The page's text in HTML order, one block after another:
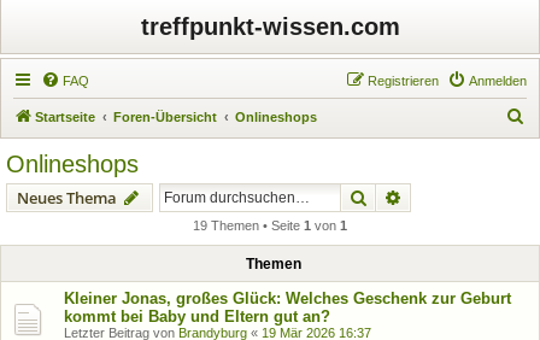
treffpunkt-wissen.com
FAQ Anmelden
Registrieren
Startseite Foren-Übersicht Onlineshops
Onlineshops
Neues Thema Suche
19 Themen • Seite 1 von 1
Themen
Kleiner Jonas, großes Glück: Welches Geschenk zur Geburt
kommt bei Baby und Eltern gut an?
Letzter Beitrag von Brandyburg « 19 Mär 2026 16:37